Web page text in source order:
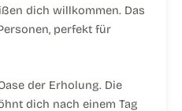
dich willkommen. Das
perfekt für
der Erholung. Die
dich nach einem Tag